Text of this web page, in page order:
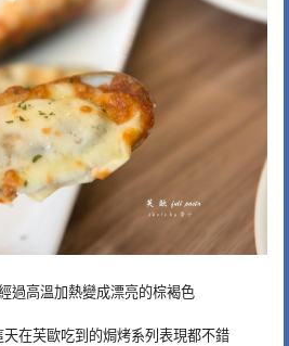
過高溫加熱變成漂亮的棕褐色
在芙歐吃到的焗烤系列表現都不錯